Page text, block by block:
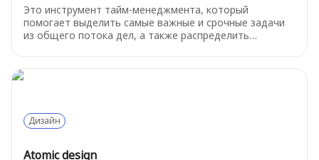
Это инструмент тайм-менеджмента, который
помогает выделить самые важные и срочные задачи
из общего потока дел, а также распределить
Дизайн
Atomic design